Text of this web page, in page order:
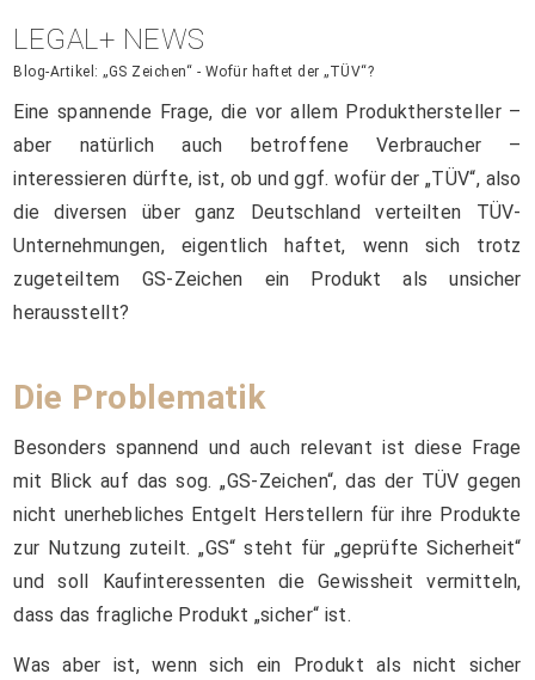
LEGAL+ NEWS
Blog-Artikel: „GS Zeichen“ - Wofür haftet der „TÜV“?
Eine spannende Frage, die vor allem Produkthersteller –
aber natürlich auch betroffene Verbraucher –
interessieren dürfte, ist, ob und ggf. wofür der „TÜV“, also
die diversen über ganz Deutschland verteilten TÜV-
Unternehmungen, eigentlich haftet, wenn sich trotz
zugeteiltem GS-Zeichen ein Produkt als unsicher
herausstellt?
Die Problematik
Besonders spannend und auch relevant ist diese Frage
mit Blick auf das sog. „GS-Zeichen“, das der TÜV gegen
nicht unerhebliches Entgelt Herstellern für ihre Produkte
zur Nutzung zuteilt. „GS“ steht für „geprüfte Sicherheit“
und soll Kaufinteressenten die Gewissheit vermitteln,
dass das fragliche Produkt „sicher“ ist.
Was aber ist, wenn sich ein Produkt als nicht sicher